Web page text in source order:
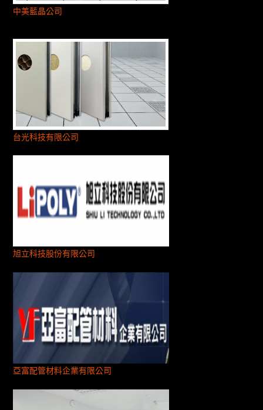
中美藍晶公司
台光科技有限公司
旭立科技股份有限公司
亞富配管材料企業有限公司